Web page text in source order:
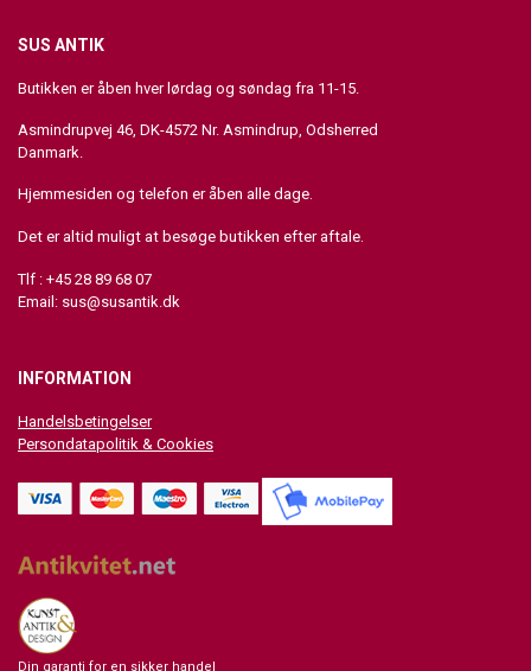
SUS ANTIK
Butikken er åben hver lørdag og søndag fra 11-15.
Asmindrupvej 46, DK-4572 Nr. Asmindrup, Odsherred
Danmark.
Hjemmesiden og telefon er åben alle dage.
Det er altid muligt at besøge butikken efter aftale.
Tlf : +45 28 89 68 07
Email: sus@susantik.dk
INFORMATION
Handelsbetingelser
Persondatapolitik & Cookies
Din garanti for en sikker handel